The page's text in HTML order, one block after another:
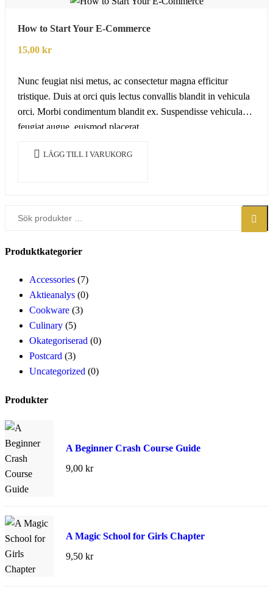
How to Start Your E-Commerce
15,00 kr
Nunc feugiat nisi metus, ac consectetur magna efficitur
tristique. Duis at orci quis lectus convallis blandit in vehicula
orci. Morbi condimentum blandit ex. Suspendisse vehicula
feugiat augue, euismod placerat…
LÄGG TILL I VARUKORG
Sök
Produktkategorier
Accessories (7)
Aktieanalys (0)
Cookware (3)
Culinary (5)
Okategoriserad (0)
Postcard (3)
Uncategorized (0)
Produkter
A Beginner Crash Course Guide
9,00 kr
A Magic School for Girls Chapter
9,50 kr